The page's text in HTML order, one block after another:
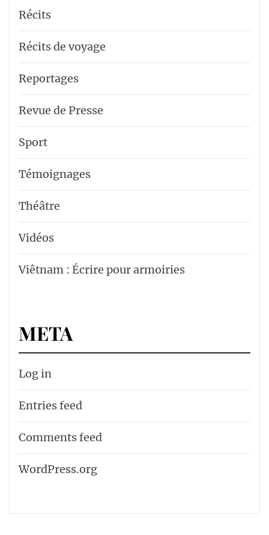
Récits
Récits de voyage
Reportages
Revue de Presse
Sport
Témoignages
Théâtre
Vidéos
Viêtnam : Écrire pour armoiries
META
Log in
Entries feed
Comments feed
WordPress.org